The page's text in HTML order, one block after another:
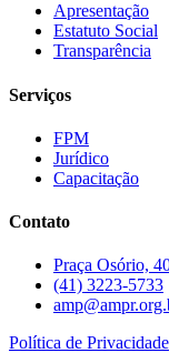
Apresentação
Estatuto Social
Transparência
Serviços
FPM
Jurídico
Capacitação
Contato
Praça Osório,
(41) 3223-5733
Política de Privacidade